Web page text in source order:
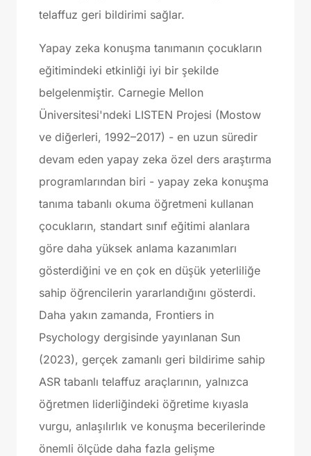
telaffuz geri bildirimi sağlar.
Yapay zeka konuşma tanımanın çocukların
eğitimindeki etkinliği iyi bir şekilde
belgelenmiştir. Carnegie Mellon
Üniversitesi'ndeki LISTEN Projesi (Mostow
ve diğerleri, 1992–2017) - en uzun süredir
devam eden yapay zeka özel ders araştırma
programlarından biri - yapay zeka konuşma
tanıma tabanlı okuma öğretmeni kullanan
çocukların, standart sınıf eğitimi alanlara
göre daha yüksek anlama kazanımları
gösterdiğini ve en çok en düşük yeterliliğe
sahip öğrencilerin yararlandığını gösterdi.
Daha yakın zamanda, Frontiers in
Psychology dergisinde yayınlanan Sun
(2023), gerçek zamanlı geri bildirime sahip
ASR tabanlı telaffuz araçlarının, yalnızca
öğretmen liderliğindeki öğretime kıyasla
vurgu, anlaşılırlık ve konuşma becerilerinde
önemli ölçüde daha fazla gelişme